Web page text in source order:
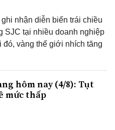
nhận diễn biến trái chiều
SJC tại nhiều doanh nghiệp
đó, vàng thế giới nhích tăng
hôm nay (4/8): Tụt
mức thấp